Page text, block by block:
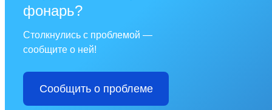
фонарь?
Столкнулись с проблемой —
сообщите о ней!
Сообщить о проблеме